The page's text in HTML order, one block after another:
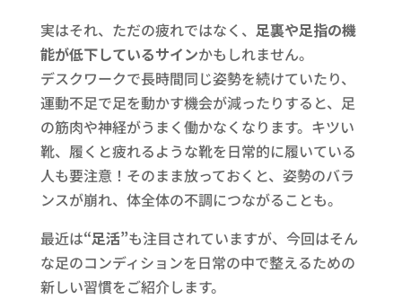
実はそれ、ただの疲れではなく、 足裏や足指の機
能が低下しているサインかもしれません。
デスクワークで長時間同じ姿勢を続けていたり、
運動不足で足を動かす機会が減ったりすると、足
の筋肉や神経がうまく働かなくなります。キツい
靴、履くと疲れるような靴を日常的に履いている
人も要注意！そのまま放っておくと、姿勢のバラ
ンスが崩れ、体全体の不調につながることも。
最近は“足活”も注目されていますが、今回はそん
な足のコンディションを日常の中で整えるための
新しい習慣をご紹介します。